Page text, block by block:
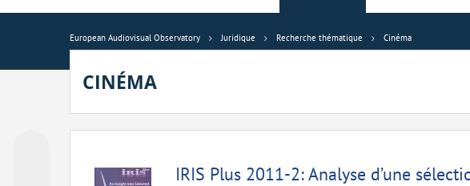
European Audiovisual Observatory Juridique Recherche thématique Cinéma
CINÉMA
IRIS Plus 2011-2: Analyse d’une